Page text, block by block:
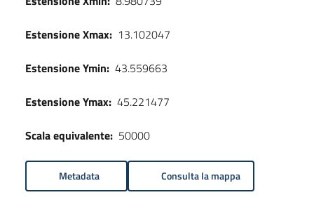
Estensione Xmax: 13.102047
Estensione Ymin: 43.559663
Estensione Ymax: 45.221477
Scala equivalente: 50000
Metadata Consulta la mappa